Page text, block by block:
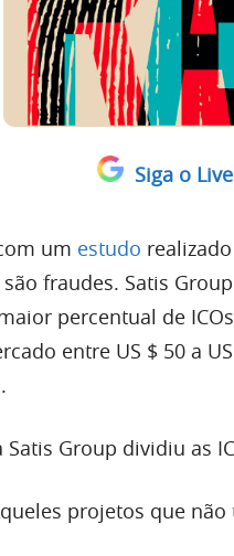
Siga o
um estudo
fraudes. Satis
percentual de
entre US $ 50 a
Satis Group dividiu as
projetos que